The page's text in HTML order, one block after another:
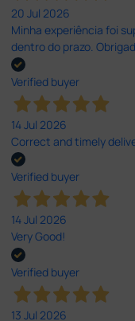
20 Jul 2026
Minha experiência foi
dentro do prazo.
Verified buyer
14 Jul 2026
Correct and timely
Verified buyer
14 Jul 2026
Very Good!
Verified buyer
13 Jul 2026